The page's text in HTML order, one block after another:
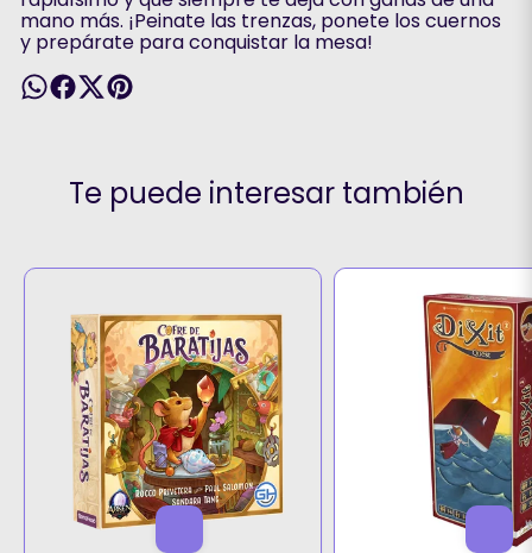
mano más. ¡Peinate las trenzas, ponete los cuernos
y prepárate para conquistar la mesa!
Te puede interesar también